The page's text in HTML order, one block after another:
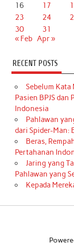
16
17
23
24
30
31
« Feb Apr »
RECENT POSTS
Sebelum
Pasien BPJS dan
Indonesia
Pahlawan
dari Spider-Man:
Beras,
Pertahanan
Jaring yang
Pahlawan yang
Kepada